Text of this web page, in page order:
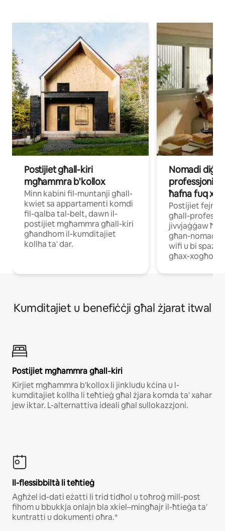
Postijiet għall-kiri
mgħammra b'kollox
Minn kabini fil-muntanji għall-
kwiet sa appartamenti komdi
fil-qalba tal-belt, dawn il-
postijiet mgħammra għall-kiri
għandhom il-kumditajiet
kollha ta' dar.
Nomadi
ħafna fuq
Postijiet fejn
għall-
jivvjaġġaw
għan-nomadi
wifi u bi spazji
għax-xogħol.
Κumdіtајіеt u bеnеfіċċјі għаl żјаrаt іtwаl
Роѕtіјіеt mgħаmmrа għаll‐kіrі
Kirjiet mgħammra b'kollox li jinkludu kċina u l-
kumditajiet kollha li teħtieġ għal żjara komda ta' xahar
jew iktar. L-alternattiva ideali għal sullokazzjoni.
Il-flessibbiltà li teħtieġ
Agħżel id-dati eżatti li trid tidħol u toħroġ mill-post
fihom u bbukkja onlajn bla xkiel–mingħajr il-ħtieġa ta'
kuntratti u dokumenti oħra.*